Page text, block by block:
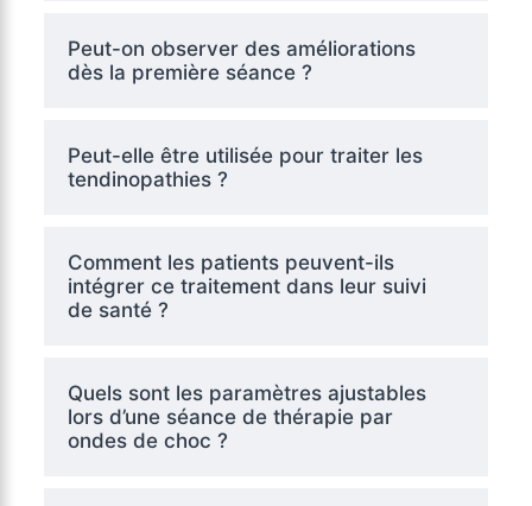
Peut-on observer des améliorations
dès la première séance ?
Peut-elle être utilisée pour traiter les
tendinopathies ?
Comment les patients peuvent-ils
intégrer ce traitement dans leur suivi
de santé ?
Quels sont les paramètres ajustables
lors d’une séance de thérapie par
ondes de choc ?